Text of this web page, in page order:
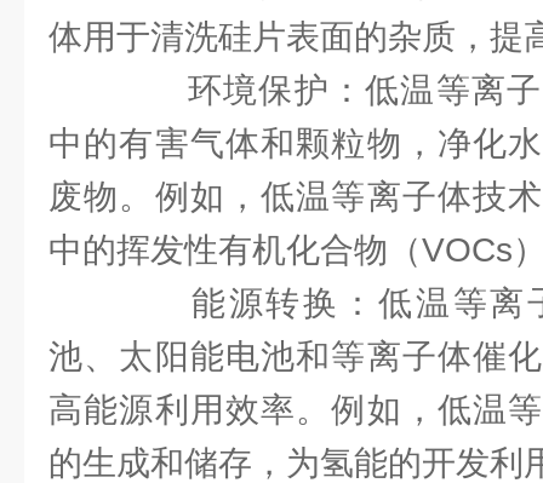
体用于清洗硅片表面的杂质，提
环境保护：低温等离子
中的有害气体和颗粒物，净化
废物。例如，低温等离子体技
中的挥发性有机化合物（VOCs
能源转换：低温等离
池、太阳能电池和等离子体催
高能源利用效率。例如，低温
的生成和储存，为氢能的开发利